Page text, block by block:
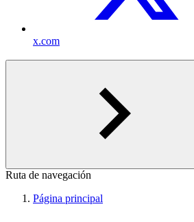
x.com
Ruta de navegación
Página principal